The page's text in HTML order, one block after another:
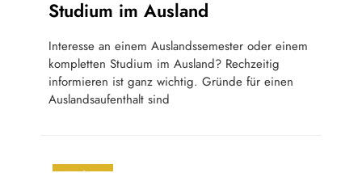
Studium im Ausland
Interesse an einem Auslandssemester oder einem
kompletten Studium im Ausland? Rechzeitig
informieren ist ganz wichtig. Gründe für einen
Auslandsaufenthalt sind